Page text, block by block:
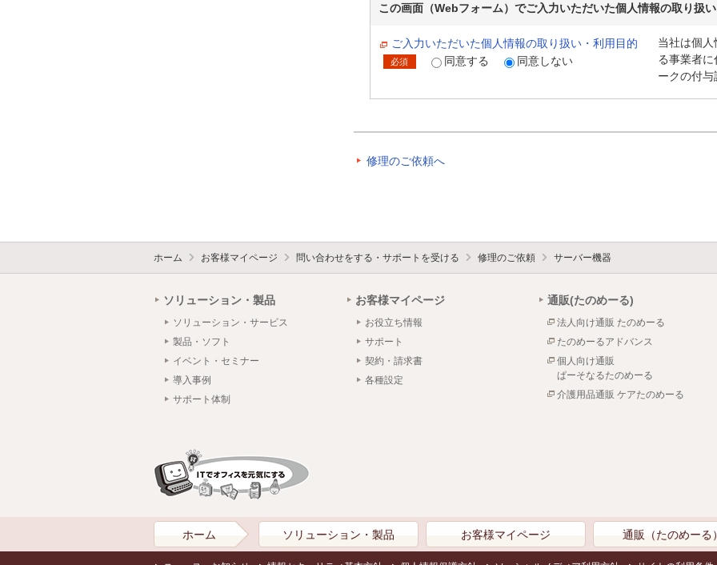
この画面（Webフォーム）でご入力いただいた個人情報の取り扱
ご入力いただいた個人情報の取り扱い・利用目的
必須 同意する 同意しない
当社は個
る事業者
ークの付
修理のご依頼へ
ホーム お客様マイページ 問い合わせをする・サポートを受ける 修理のご依頼 サーバー機器
ソリューション・製品
ソリューション・サービス
製品・ソフト
イベント・セミナー
導入事例
サポート体制
お客様マイページ
お役立ち情報
サポート
契約・請求書
各種設定
通販(たのめーる)
法人向け通販 たのめーる
たのめーるアドバンス
個人向け通販
ぱーそなるたのめーる
介護用品通販 ケアたのめーる
ホーム ソリューション・製品 お客様マイページ 通販（たのめーる